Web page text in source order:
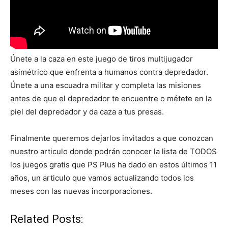
Únete a la caza en este juego de tiros multijugador
asimétrico que enfrenta a humanos contra depredador.
Únete a una escuadra militar y completa las misiones
antes de que el depredador te encuentre o métete en la
piel del depredador y da caza a tus presas.
Finalmente queremos dejarlos invitados a que conozcan
nuestro articulo donde podrán conocer la lista de TODOS
los juegos gratis que PS Plus ha dado en estos últimos 11
años, un articulo que vamos actualizando todos los
meses con las nuevas incorporaciones.
Related Posts: